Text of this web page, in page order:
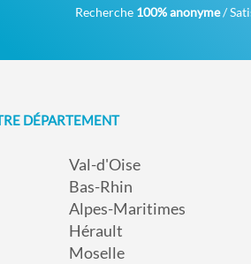
Recherche 100% anonyme/
DÉPARTEMENT
Val-d'Oise
Bas-Rhin
Alpes-Maritimes
Hérault
Moselle